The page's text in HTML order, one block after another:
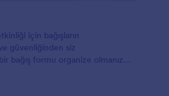
için bağışların
güvenliğinden siz
bağış formu organize olmanıza
kuruluştan bağış toplamak için